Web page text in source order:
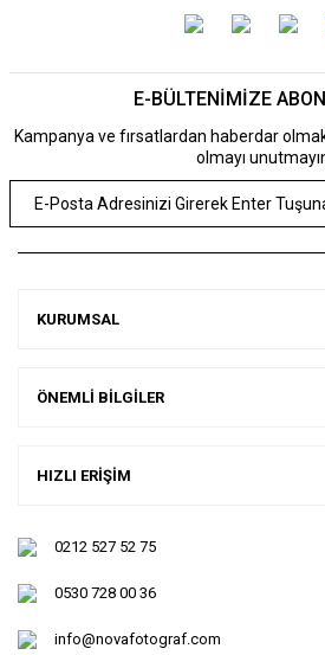
E-BÜLTENİMİZE
Kampanya ve fırsatlardan haberdar
olmayı
KURUMSAL
ÖNEMLİ BİLGİLER
HIZLI ERİŞİM
0212 527 52 75
0530 728 00 36
info@novafotograf.com